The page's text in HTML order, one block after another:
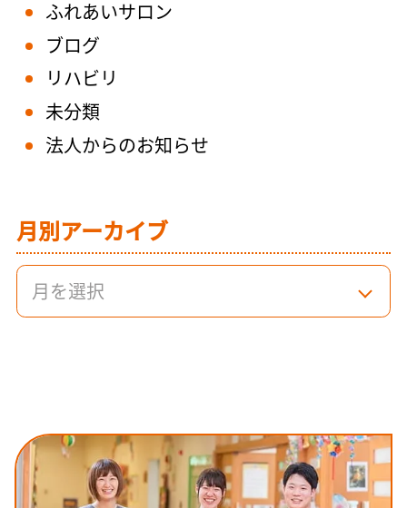
ふれあいサロン
ブログ
リハビリ
未分類
法人からのお知らせ
月別アーカイブ